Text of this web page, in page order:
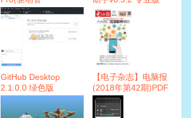
理)v7.4.0.730 破解版
GitHub Desktop
2.1.0.0 绿色版
【电子杂志】电脑报
(2018年第42期)PDF